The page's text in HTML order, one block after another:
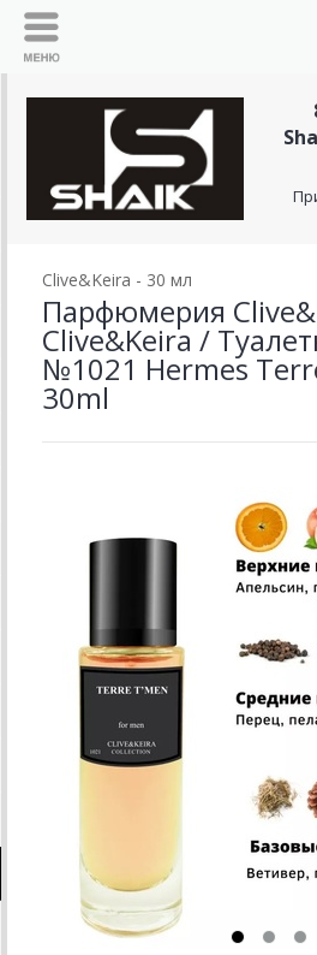
Clive&Keira - 30 мл
Парфюмерия
Clive&Keira /
№1021 Hermes
30ml